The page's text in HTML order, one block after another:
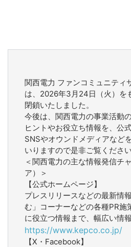
関西電力 ファンコミュニティ
は、2026年3月24日（火）を
閉鎖いたしました。
今後は、関西電力の事業活動
ヒントやお役立ち情報を、公
SNSやオウンドメディアなど
いりますので是非ご覧ください
＜関西電力の主な情報発信チ
ア）＞
【公式ホームページ】
プレスリリースなどの最新情
む」コーナーなどの各種PR施
に役立つ情報まで、幅広い情
https://www.kepco.co.jp/
【X・Facebook】